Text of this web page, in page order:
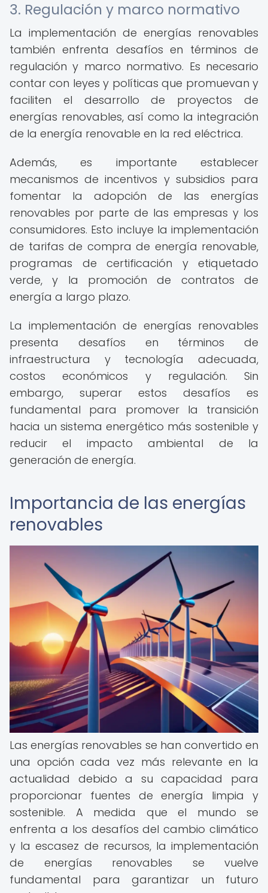
3. Regulación y marco normativo
La implementación de energías renovables
también enfrenta desafíos en términos de
regulación y marco normativo. Es necesario
contar con leyes y políticas que promuevan y
faciliten el desarrollo de proyectos de
energías renovables, así como la integración
de la energía renovable en la red eléctrica.
Además, es importante establecer
mecanismos de incentivos y subsidios para
fomentar la adopción de las energías
renovables por parte de las empresas y los
consumidores. Esto incluye la implementación
de tarifas de compra de energía renovable,
programas de certificación y etiquetado
verde, y la promoción de contratos de
energía a largo plazo.
La implementación de energías renovables
presenta desafíos en términos de
infraestructura y tecnología adecuada,
costos económicos y regulación. Sin
embargo, superar estos desafíos es
fundamental para promover la transición
hacia un sistema energético más sostenible y
reducir el impacto ambiental de la
generación de energía.
Importancia de las energías
renovables
Las energías renovables se han convertido en
una opción cada vez más relevante en la
actualidad debido a su capacidad para
proporcionar fuentes de energía limpia y
sostenible. A medida que el mundo se
enfrenta a los desafíos del cambio climático
y la escasez de recursos, la implementación
de energías renovables se vuelve
fundamental para garantizar un futuro